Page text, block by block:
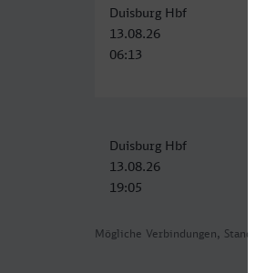
Mögliche Verbindungen, Stand:
Duisburg Hbf
13.08.26
06:13
Duisburg Hbf
13.08.26
19:05